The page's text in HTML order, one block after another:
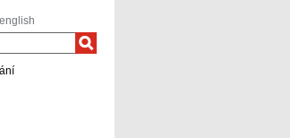
english